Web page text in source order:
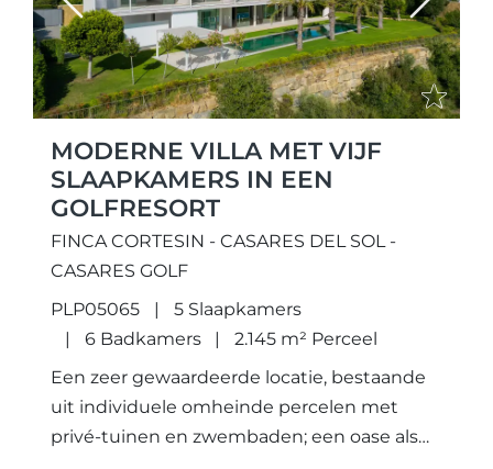
Previous Next
MODERNE VILLA MET VIJF
SLAAPKAMERS IN EEN
GOLFRESORT
FINCA CORTESIN - CASARES DEL SOL -
CASARES GOLF
PLP05065
5 Slaapkamers
6 Badkamers
2.145 m² Perceel
Een zeer gewaardeerde locatie, bestaande
uit individuele omheinde percelen met
privé-tuinen en zwembaden; een oase als